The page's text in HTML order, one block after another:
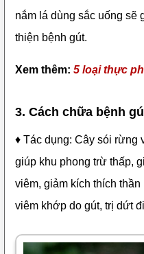
nắm lá dùng sắc uống sẽ
thiện bệnh gút.
Xem thêm: 5 loại thực
3. Cách chữa bệnh
♦ Tác dụng: Cây sói rừng
giúp khu phong trừ thấp,
viêm, giảm kích thích
viêm khớp do gút, trị dứt